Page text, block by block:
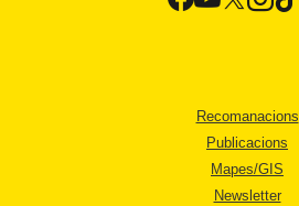
Recomanacions
Publicacions
Mapes/GIS
Newsletter